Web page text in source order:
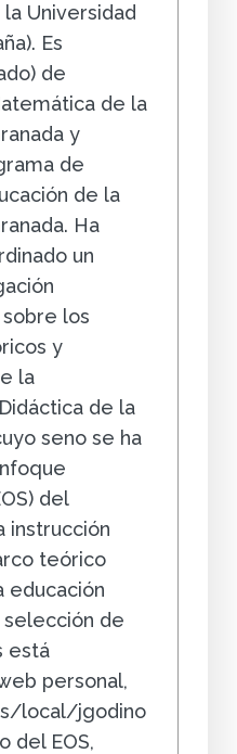
Universidad
Es
de
de la
y
de
de la
Ha
un
los
y
la
de la
seno se ha
del
instrucción
teórico
educación
selección de
está
personal,
local/jgodino
del EOS,